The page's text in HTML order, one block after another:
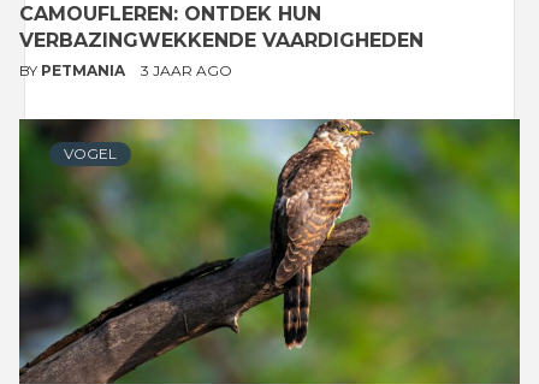
CAMOUFLEREN: ONTDEK HUN
VERBAZINGWEKKENDE VAARDIGHEDEN
BY PETMANIA 3 JAAR AGO
VOGEL